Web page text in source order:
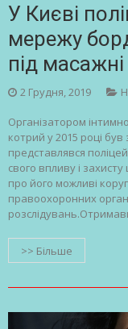
У Києві
мережу
під
2 Грудня, 2019
Організатором
котрий у 2015 році
представлявся
свого впливу і захисту
про його можливі
правоохоронних
>> Більше